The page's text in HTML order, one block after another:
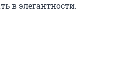
в элегантности.